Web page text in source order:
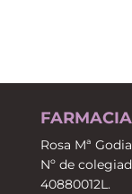
Rosa Mª
Nº de
40880012L.